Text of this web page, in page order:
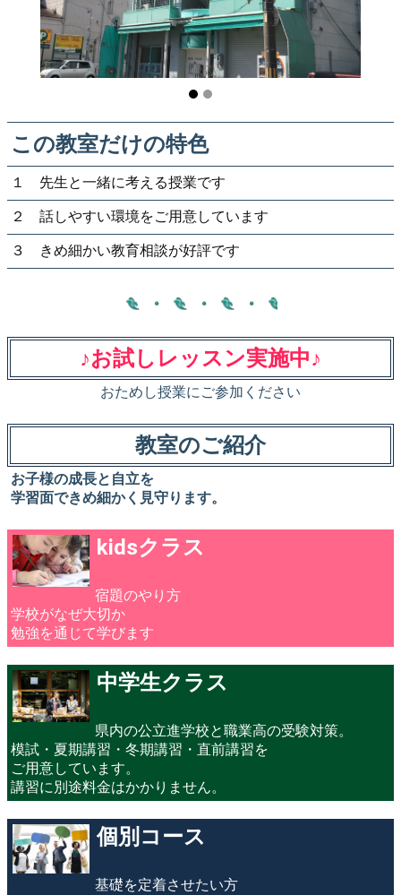
この教室だけの特色
１ 先生と一緒に考える授業です
２ 話しやすい環境をご用意しています
３ きめ細かい教育相談が好評です
♪お試しレッスン実施中♪
おためし授業にご参加ください
教室のご紹介
お子様の成長と自立を
学習面できめ細かく見守ります。
kidsクラス
宿題のやり方
学校がなぜ大切か
勉強を通じて学びます
中学生クラス
県内の公立進学校と職業高の受験対策。
模試・夏期講習・冬期講習・直前講習を
ご用意しています。
講習に別途料金はかかりません。
個別コース
基礎を定着させたい方